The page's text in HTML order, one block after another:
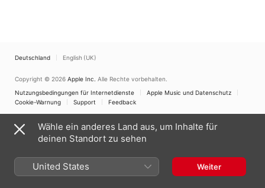
Deutschland English (UK)
Copyright © 2026 Apple Inc. Alle Rechte vorbehalten.
Nutzungsbedingungen für Internetdienste
Apple Music und Datenschutz
Cookie-Warnung
Support Feedback
Wähle ein anderes Land aus, um Inhalte für
deinen Standort zu sehen
United States Weiter